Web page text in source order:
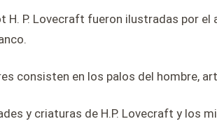
H. P. Lovecraft fueron ilustradas por
consisten en los palos del hombre,
y criaturas de H.P. Lovecraft y los